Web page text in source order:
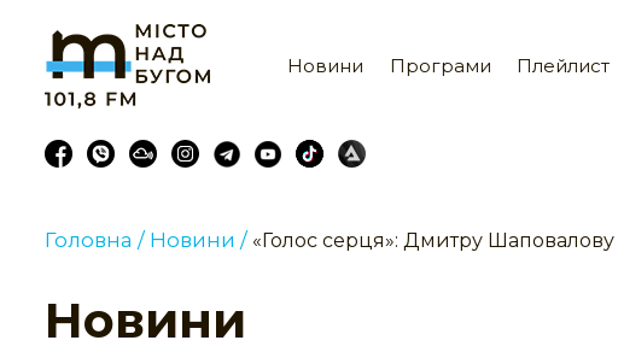
Новини Програми Плейлист
Головна / Новини / «Голос серця»: Дмитру
Новини